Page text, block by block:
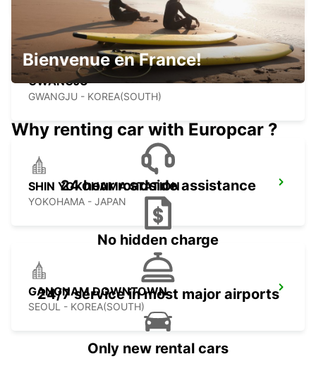
GWANGJU
GWANGJU - KOREA(SOUTH)
SHIN YOKOHAMA STATION
YOKOHAMA - JAPAN
GANGNAM DOWNTOWN
SEOUL - KOREA(SOUTH)
Bienvenue en France!
Why renting car with Europcar ?
24 hour roadside assistance
No hidden charge
24/7 service in most major airports
Only new rental cars